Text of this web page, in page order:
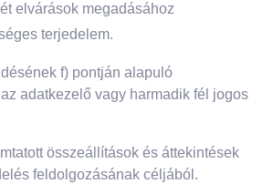
elvárások megadásához
terjedelem.
f) pontján alapuló
adatkezelő vagy harmadik fél jogos
összeállítások és áttekintések
feldolgozásának céljából.